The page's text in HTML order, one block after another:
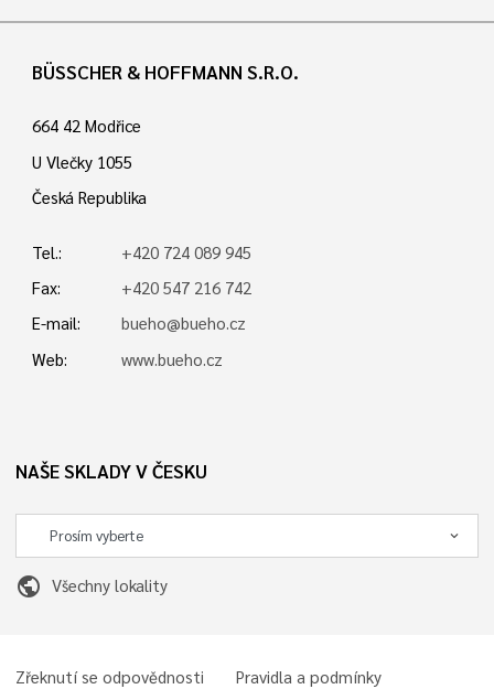
BÜSSCHER & HOFFMANN S.R.O.
664 42 Modřice
U Vlečky 1055
Česká Republika
Tel.:
+420 724 089 945
Fax:
+420 547 216 742
E-mail:
bueho@bueho.cz
Web:
www.bueho.cz
NAŠE SKLADY V ČESKU
public Všechny lokality
Zřeknutí se odpovědnosti Pravidla a podmínky